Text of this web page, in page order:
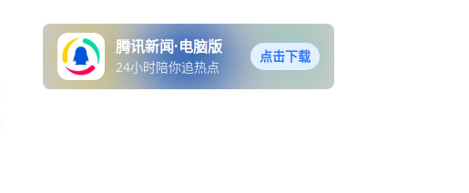
腾讯新闻·电脑版
24小时陪你追热点
点击下载